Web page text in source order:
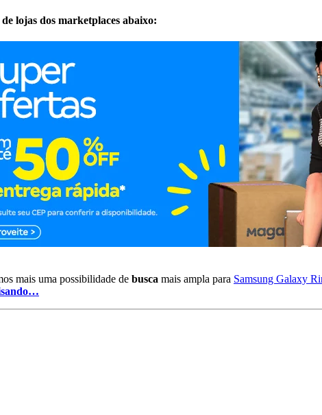
lojas dos marketplaces abaixo:
mais uma possibilidade de busca mais ampla para Samsung Galaxy